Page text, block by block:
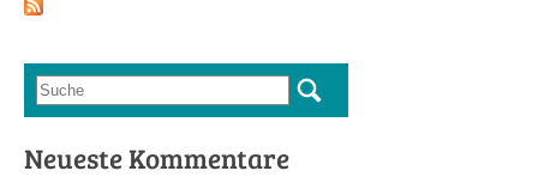
Suchformular
Suche
Neueste Kommentare